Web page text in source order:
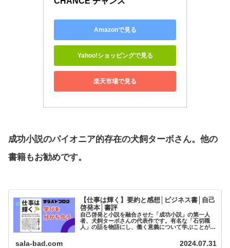
Amazonで見る
Yahoo!ショッピングで見る
楽天市場で見る
成功小説のパイオニア的存在の犬飼ターボさん。他の
書籍もお勧めです。
【仕事は輝く】要約と感想│ビジネス書│自己
啓発本│書評
自己啓発と小説を融合させた「成功小説」の第一人
者、犬飼ターボさんの代表作です。有名な「石切職
人」の話を物語にし、働く意義について学ぶことがで
sala-bad.com 2024.07.31